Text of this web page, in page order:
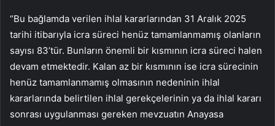
“Bu bağlamda verilen ihlal kararlarından 31 Aralık 2025
tarihi itibarıyla icra süreci henüz tamamlanmamış olanların
sayısı 83’tür. Bunların önemli bir kısmının icra süreci halen
devam etmektedir. Kalan az bir kısmının ise icra sürecinin
henüz tamamlanmamış olmasının nedeninin ihlal
kararlarında belirtilen ihlal gerekçelerinin ya da ihlal kararı
sonrası uygulanması gereken mevzuatın Anayasa